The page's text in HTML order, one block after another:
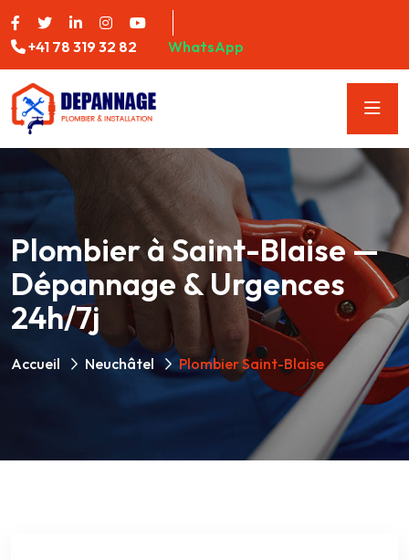
+41 78 319 32 82 WhatsApp
Plombier à Saint-Blaise —
Dépannage & Urgences
24h/7j
Accueil Neuchâtel Plombier Saint-Blaise